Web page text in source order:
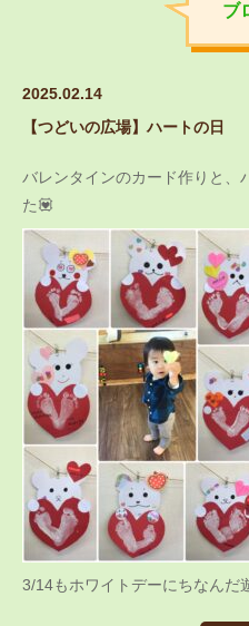
ブ
2025.02.14
【つどいの広場】ハートの日
バレンタインのカード作りと、
た💟
3/14もホワイトデーにちなんだ